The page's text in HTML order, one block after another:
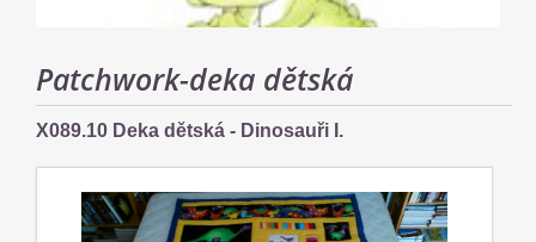
Patchwork-deka dětská
X089.10 Deka dětská - Dinosauři I.